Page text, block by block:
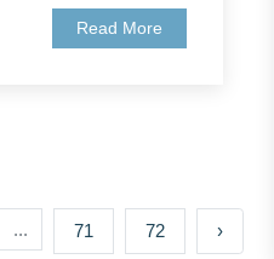
Read More
... 71 72 ›